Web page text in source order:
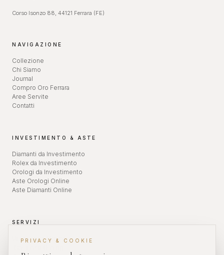
PRIVACY & COOKIE
Corso Isonzo 88, 44121 Ferrara (FE)
NAVIGAZIONE
Collezione
Chi Siamo
Journal
Compro Oro Ferrara
Aree Servite
Contatti
INVESTIMENTO & ASTE
Diamanti da Investimento
Rolex da Investimento
Orologi da Investimento
Aste Orologi Online
Aste Diamanti Online
SERVIZI
Valutazione Orologi